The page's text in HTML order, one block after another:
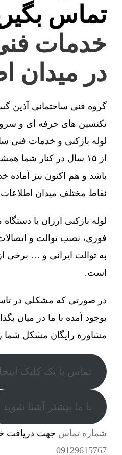
تماس
خدمات
در میدان
گروه فنی ساختمانی آذین
تکنسین های حرفه ای و
لوله بازکنی و خدمات فنی
از ۱۵ سال در کنار شما
باشد و هم اکنون نیز آماده
نقاط مختلف میدان
لوله بازکنی ارزان با
فوری، نصب توالت و
به توالت ایرانی و …
است.
در صورتی که مشکلی در
بوجود آمده با ما در میان
مشاوره رایگان مشکل شما
تماس با یک کلیک اینجا
با ما بیشتر آشنا شوید
شماره تماس جهت دریافت
09129615767